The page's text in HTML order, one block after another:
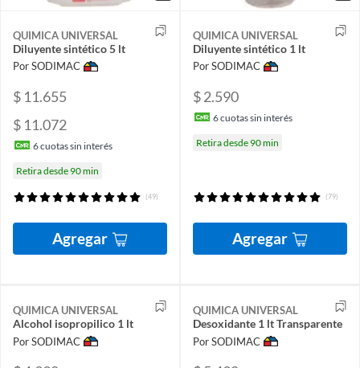
QUIMICA UNIVERSAL
Diluyente sintético 5 lt
Por SODIMAC
$ 11.655
$ 11.072
6cuotas sin interés
Retira desde 90 min
(49)
Agregar
QUIMICA UNIVERSAL
Diluyente sintético 1 lt
Por SODIMAC
$ 2.590
6cuotas sin interés
Retira desde 90 min
(79)
Agregar
QUIMICA UNIVERSAL
Alcohol isopropilico 1 lt
Por SODIMAC
QUIMICA UNIVERSAL
Desoxidante 1 lt Transparente
Por SODIMAC